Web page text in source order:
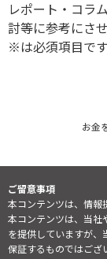
レポート・コラ
討等に参考にさ
※は必須項目です
お金
ご留意事項
本コンテンツは、情報
本コンテンツは、当社
を提供していますが、
保証するものではござ